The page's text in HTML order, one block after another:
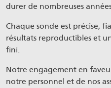
durer de nombreuses
Chaque sonde est précise,
résultats reproductibles et
fini.
Notre engagement en
notre personnel et de nos